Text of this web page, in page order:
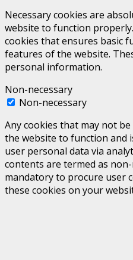
Necessary cookies are
website to function
cookies that ensures basic
features of the website.
personal information.
Non-necessary
Non-necessary
Any cookies that may not
the website to function and
user personal data via
contents are termed as
mandatory to procure user
these cookies on your